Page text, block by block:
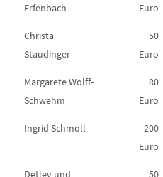
Erfenbach
Euro
Christa
Staudinger
50
Euro
Margarete Wolff-
Schwehm
80
Euro
Ingrid Schmoll
200
Euro